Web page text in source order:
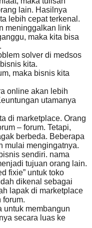
lain. Hasilnya
lebih cepat terkenal.
meninggalkan link
maka kita bisa
solver di medsos
kita.
maka bisnis kita
online akan lebih
utamanya
di marketplace. Orang
– forum. Tetapi,
berbeda. Beberapa
mulai mengingatnya.
sendiri. nama
tujuan orang lain.
fixie” untuk toko
dikenal sebagai
lapak di marketplace
forum.
untuk membangun
secara luas ke